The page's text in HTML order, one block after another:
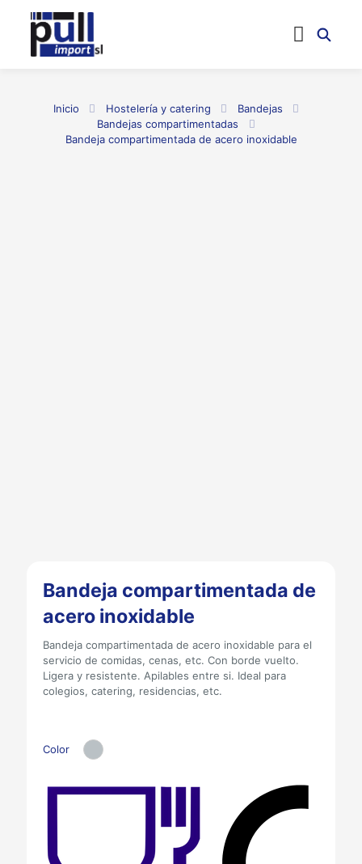
Inicio Hostelería y catering
Bandejas
Bandejas compartimentadas
Bandeja compartimentada de acero inoxidable
Bandeja compartimentada de
acero inoxidable
Bandeja compartimentada de acero inoxidable para el
servicio de comidas, cenas, etc. Con borde vuelto.
Ligera y resistente. Apilables entre si. Ideal para
colegios, catering, residencias, etc.
Color